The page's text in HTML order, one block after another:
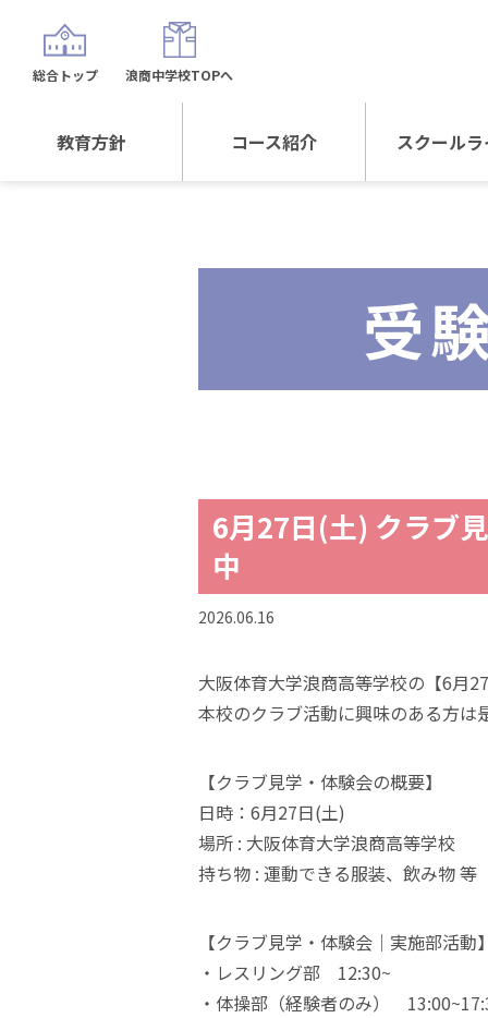
教育方針 コース紹介 スクール
総合トップ 浪商中学校TOPへ
受
6月27日(土) クラブ
中
2026.06.16
大阪体育大学浪商高等学校の【6月
本校のクラブ活動に興味のある方は
【クラブ見学・体験会の概要】
日時：6月27日(土)
場所 : 大阪体育大学浪商高等学校
持ち物 : 運動できる服装、飲み物 等
【クラブ見学・体験会｜実施部活動
・レスリング部 12:30~
・体操部（経験者のみ）